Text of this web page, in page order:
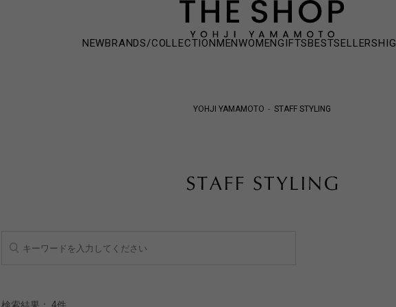
NEWBRANDS/COLLECTIONMENWOMENGIFTSBESTSELLERS
YOHJI YAMAMOTO STAFF STYLING